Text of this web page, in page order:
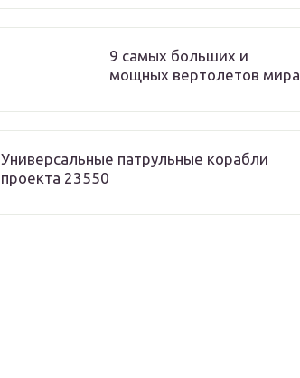
9 самых больших и
мощных вертолетов мира
Универсальные патрульные корабли
проекта 23550